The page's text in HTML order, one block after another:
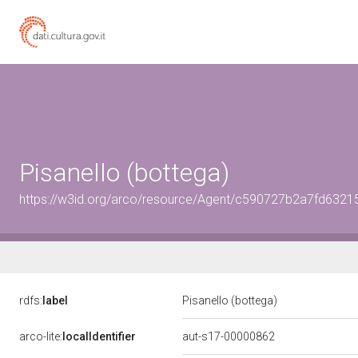
Pisanello (bottega)
https://w3id.org/arco/resource/Agent/
rdfs: label Pisanello (bottega)
arco-lite: localIdentifier aut-s17-00000862